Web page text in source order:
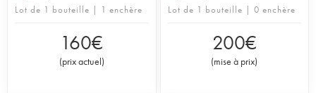
Lot de 1 bouteille | 1 enchère
160€
(prix actuel)
Lot de 1 bouteille | 0 enchère
200€
(mise à prix)